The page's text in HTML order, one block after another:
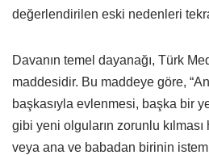
değerlendirilen eski nedenleri
Davanın temel dayanağı, Türk
maddesidir. Bu maddeye göre,
başkasıyla evlenmesi, başka bir
gibi yeni olguların zorunlu
veya ana ve babadan birinin